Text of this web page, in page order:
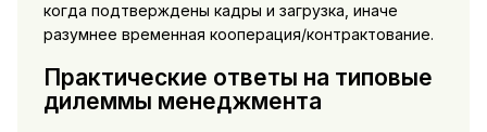
когда подтверждены кадры и загрузка, иначе
разумнее временная кооперация/контрактование.
Практические ответы на типовые
дилеммы менеджмента